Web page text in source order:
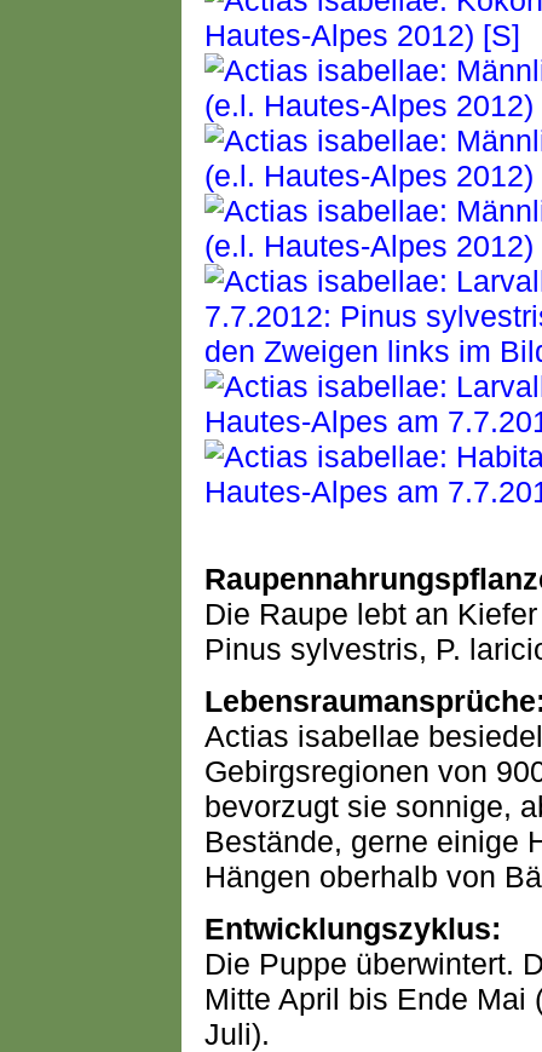
Die Raupe lebt an
Pinus sylvestris, P.
Actias isabellae
Gebirgsregionen von
bevorzugt sie sonnige,
Bestände, gerne einige
Hängen oberhalb von
Entwicklungszyklus:
Die Puppe überwintert.
Mitte April bis Ende Mai
Juli).